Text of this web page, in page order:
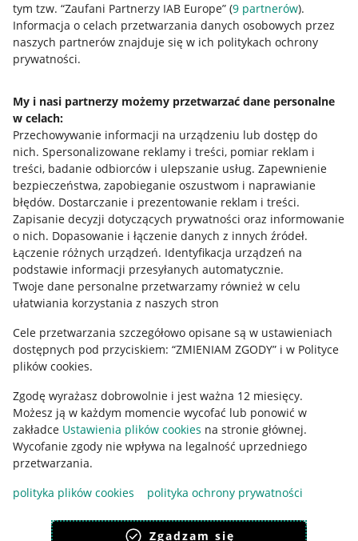
tym tzw. “Zaufani Partnerzy IAB Europe” (9 partnerów).
Informacja o celach przetwarzania danych osobowych przez
naszych partnerów znajduje się w ich politykach ochrony
prywatności.
My i nasi partnerzy możemy przetwarzać dane personalne
w celach:
Przechowywanie informacji na urządzeniu lub dostęp do
nich. Spersonalizowane reklamy i treści, pomiar reklam i
treści, badanie odbiorców i ulepszanie usług. Zapewnienie
bezpieczeństwa, zapobieganie oszustwom i naprawianie
błędów. Dostarczanie i prezentowanie reklam i treści.
Zapisanie decyzji dotyczących prywatności oraz informowanie
o nich. Dopasowanie i łączenie danych z innych źródeł.
Łączenie różnych urządzeń. Identyfikacja urządzeń na
podstawie informacji przesyłanych automatycznie.
Twoje dane personalne przetwarzamy również w celu
ułatwiania korzystania z naszych stron
Cele przetwarzania szczegółowo opisane są w ustawieniach
dostępnych pod przyciskiem: “ZMIENIAM ZGODY” i w Polityce
plików cookies.
Zgodę wyrażasz dobrowolnie i jest ważna 12 miesięcy.
Możesz ją w każdym momencie wycofać lub ponowić w
zakładce Ustawienia plików cookies na stronie głównej.
Wycofanie zgody nie wpływa na legalność uprzedniego
przetwarzania.
polityka plików cookies
polityka ochrony prywatności
Zgadzam się
Przydatne informacje
Jak to działa
Allegro Gadane dla sprzedających
Allegro Gadane dla kupujących
Mapa miejscowości
Informacje prawne
Regulamin
Polityka plików "cookies"
Ustawienia plików "cookies"
Udostępnianie lokalizacji
Informacje dla Aktu o Usługach Cyfrowych
Pobierz aplikację